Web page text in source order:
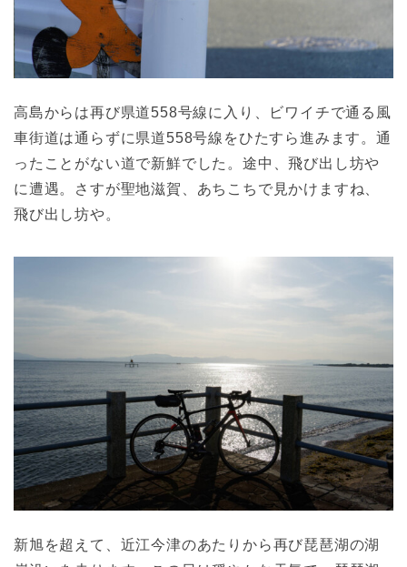
高島からは再び県道558号線に入り、ビワイチで通る風
車街道は通らずに県道558号線をひたすら進みます。通
ったことがない道で新鮮でした。途中、飛び出し坊や
に遭遇。さすが聖地滋賀、あちこちで見かけますね、
飛び出し坊や。
新旭を超えて、近江今津のあたりから再び琵琶湖の湖